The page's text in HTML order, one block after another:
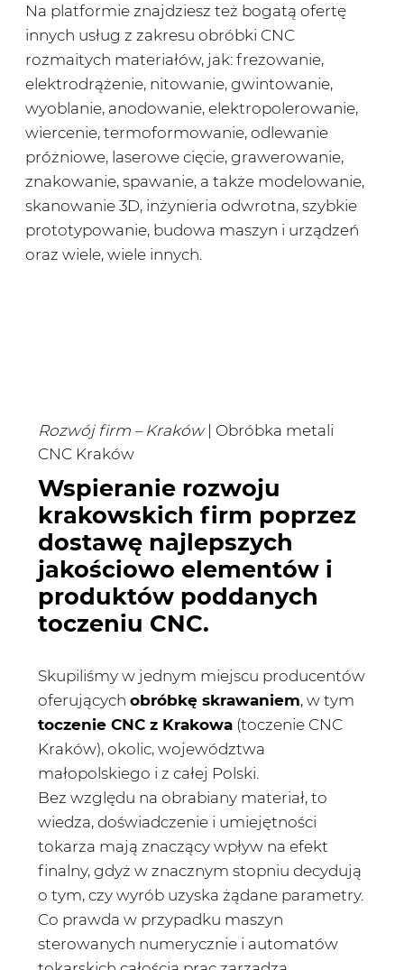
Na platformie znajdziesz też bogatą ofertę
innych usług z zakresu obróbki CNC
rozmaitych materiałów, jak: frezowanie,
elektrodrążenie, nitowanie, gwintowanie,
wyoblanie, anodowanie, elektropolerowanie,
wiercenie, termoformowanie, odlewanie
próżniowe, laserowe cięcie, grawerowanie,
znakowanie, spawanie, a także modelowanie,
skanowanie 3D, inżynieria odwrotna, szybkie
prototypowanie, budowa maszyn i urządzeń
oraz wiele, wiele innych.
Rozwój firm – Kraków| Obróbka metali
CNC Kraków
Wspieranie rozwoju
krakowskich firm poprzez
dostawę najlepszych
jakościowo elementów i
produktów poddanych
toczeniu CNC.
Skupiliśmy w jednym miejscu producentów
oferujących obróbkę skrawaniem, w tym
toczenie CNC z Krakowa (toczenie CNC
Kraków), okolic, województwa
małopolskiego i z całej Polski.
Bez względu na obrabiany materiał, to
wiedza, doświadczenie i umiejętności
tokarza mają znaczący wpływ na efekt
finalny, gdyż w znacznym stopniu decydują
o tym, czy wyrób uzyska żądane parametry.
Co prawda w przypadku maszyn
sterowanych numerycznie i automatów